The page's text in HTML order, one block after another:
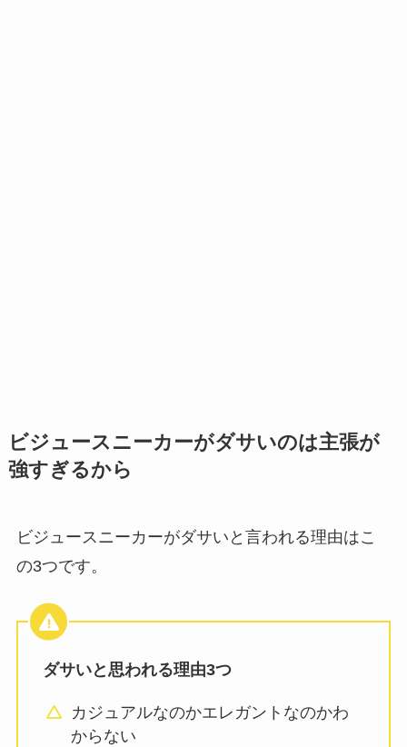
ビジュースニーカーがダサいのは主張が
強すぎるから
ビジュースニーカーがダサいと言われる理由はこ
の3つです。
ダサいと思われる理由3つ
カジュアルなのかエレガントなのかわ
からない